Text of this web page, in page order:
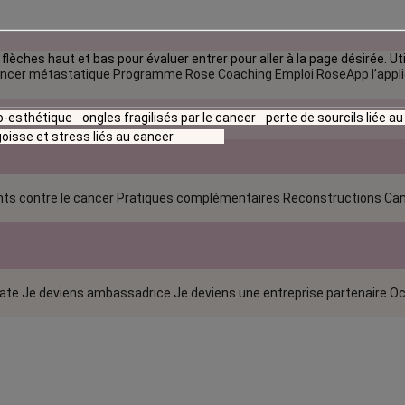
métastatique Programme Rose Coaching Emploi RoseApp
contre le cancer Pratiques complémentaires Reconstructions
Je deviens ambassadrice Je deviens une entreprise partenaire
haut et bas pour évaluer entrer pour aller à la page désirée.
esthétique ongles fragilisés par le cancer
perte de sourcils liée
et stress liés au cancer